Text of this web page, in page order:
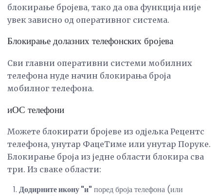
блокирање бројева, тако да ова функција није
увек зависно од оперативног система.
Блокирање долазних телефонских бројева
Сви главни оперативни системи мобилних
телефона нуде начин блокирања броја
мобилног телефона.
иОС телефони
Можете блокирати бројеве из одјељка Рецентс
телефона, унутар ФацеТиме или унутар Поруке.
Блокирање броја из једне области блокира сва
три. Из сваке области:
Додирните икону "и"поред броја телефона (или